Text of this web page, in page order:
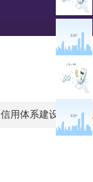
信用体系建设改善企